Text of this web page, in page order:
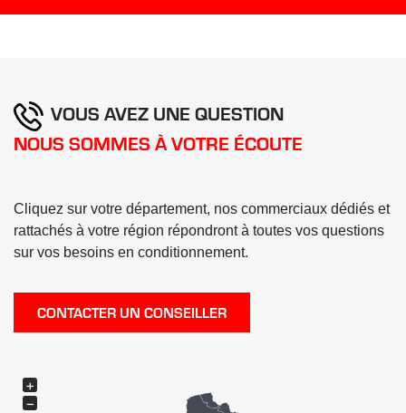
VOUS AVEZ UNE QUESTION
NOUS SOMMES À VOTRE ÉCOUTE
Cliquez sur votre département, nos commerciaux dédiés et
rattachés à votre région répondront à toutes vos questions
sur vos besoins en conditionnement.
CONTACTER UN CONSEILLER
+
−